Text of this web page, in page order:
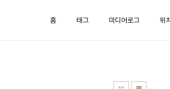
홈 태그 미디어로그 위